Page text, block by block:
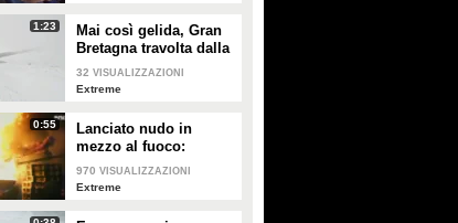
1:23
Mai così gelida, Gran
Bretagna travolta dalla
neve e dal ghiaccio
32 VISUALIZZAZIONI
Extreme
0:55
Lanciato nudo in
mezzo al fuoco:
immagini da brivido
970 VISUALIZZAZIONI
Extreme